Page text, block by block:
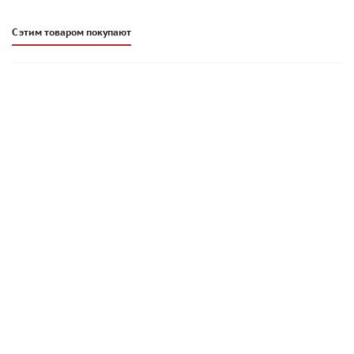
С этим товаром покупают